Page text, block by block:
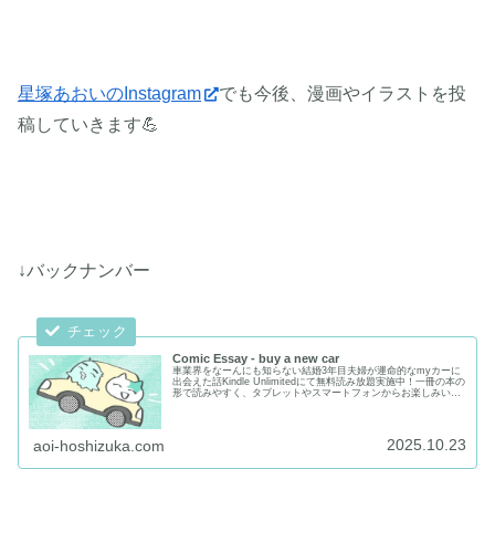
星塚あおいのInstagram
でも今後、漫画やイラストを投
稿していきます💪
↓バックナンバー
Comic Essay - buy a new car
車業界をなーんにも知らない結婚3年目夫婦が運命的なmyカーに
出会えた話Kindle Unlimitedにて無料読み放題実施中！一冊の本の
形で読みやすく、タブレットやスマートフォンからお楽しみいた
aoi-hoshizuka.com 2025.10.23